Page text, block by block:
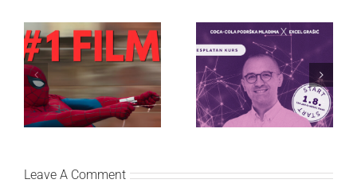
Najuspešnije otvaranje
studijskog filma u Srbiji:
Spajdermen: Novi dan
oborio rekord već prvog
vikenda
Priključi se besplatnoj
regionalnoj AI edukaciji
i nauči kako da
veštačku inteligenciju
primeniš u praksi
Leave A Comment